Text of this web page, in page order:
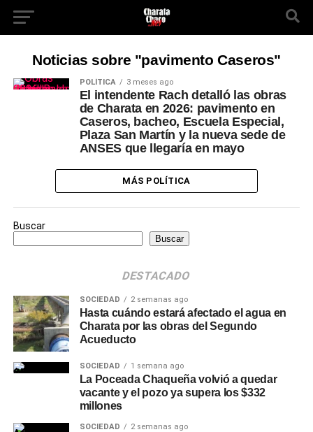
Noticias sobre "pavimento Caseros"
POLÍTICA 3 meses ago
El intendente Rach detalló las obras
de Charata en 2026: pavimento en
Caseros, bacheo, Escuela Especial,
Plaza San Martín y la nueva sede de
ANSES que llegaría en mayo
MÁS POLÍTICA
Buscar
Buscar
DESTACADO
SOCIEDAD 2 semanas ago
Hasta cuándo estará afectado el agua en
Charata por las obras del Segundo
Acueducto
SOCIEDAD 1 semana ago
La Poceada Chaqueña volvió a quedar
vacante y el pozo ya supera los $332
millones
SOCIEDAD 2 semanas ago